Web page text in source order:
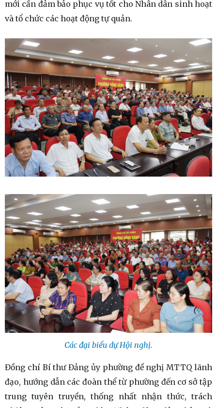
mới cần đảm bảo phục vụ tốt cho Nhân dân sinh hoạt
và tổ chức các hoạt động tự quản.
Các đại biểu dự Hội nghị.
Đồng chí Bí thư Đảng ủy phường đề nghị MTTQ lãnh
đạo, hướng dẫn các đoàn thể từ phường đến cơ sở tập
trung tuyên truyền, thống nhất nhận thức, trách